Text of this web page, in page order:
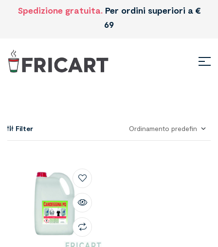
Spedizione gratuita. Per ordini superiori a €
69
Filter